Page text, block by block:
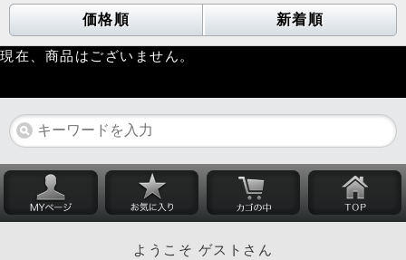
価格順 新着順
現在、商品はございません。
ようこそ ゲストさん